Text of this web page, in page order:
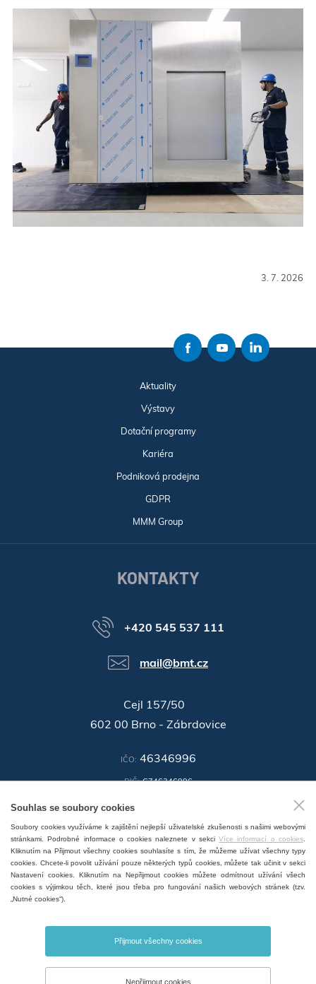
3. 7. 2026
Aktuality
Výstavy
Dotační programy
Kariéra
Podniková prodejna
GDPR
MMM Group
KONTAKTY
+420 545 537 111
mail@bmt.cz
Cejl 157/50
602 00 Brno - Zábrdovice
IČO: 46346996
DIČ: CZ46346996
GPS: 49°11'55.196"N, 16°37'19.559"E
Souhlas se soubory cookies
Soubory cookies využíváme k zajištění nejlepší uživatelské zkušenosti s našimi webovými
stránkami. Podrobné informace o cookies naleznete v sekciVíce informací o cookies
Kliknutím na Přijmout všechny cookies souhlasíte s tím, že můžeme užívat všechny typy
cookies. Chcete-li povolit užívání pouze některých typů cookies, můžete tak učinit v sekci
Nastavení cookies. Kliknutím na Nepřijmout cookies můžete odmítnout užívání všech
cookies s výjimkou těch, které jsou třeba pro fungování našich webových stránek (tzv.
„Nutné cookies“).
Přijmout všechny cookies
Nepřijmout cookies